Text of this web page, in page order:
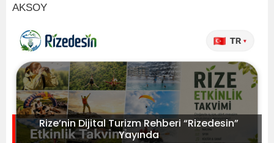
AKSOY
Rize’nin Dijital Turizm Rehberi “Rizedesin”
Yayında